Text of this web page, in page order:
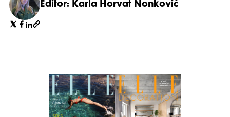
Editor: Karla Horvat Nonković